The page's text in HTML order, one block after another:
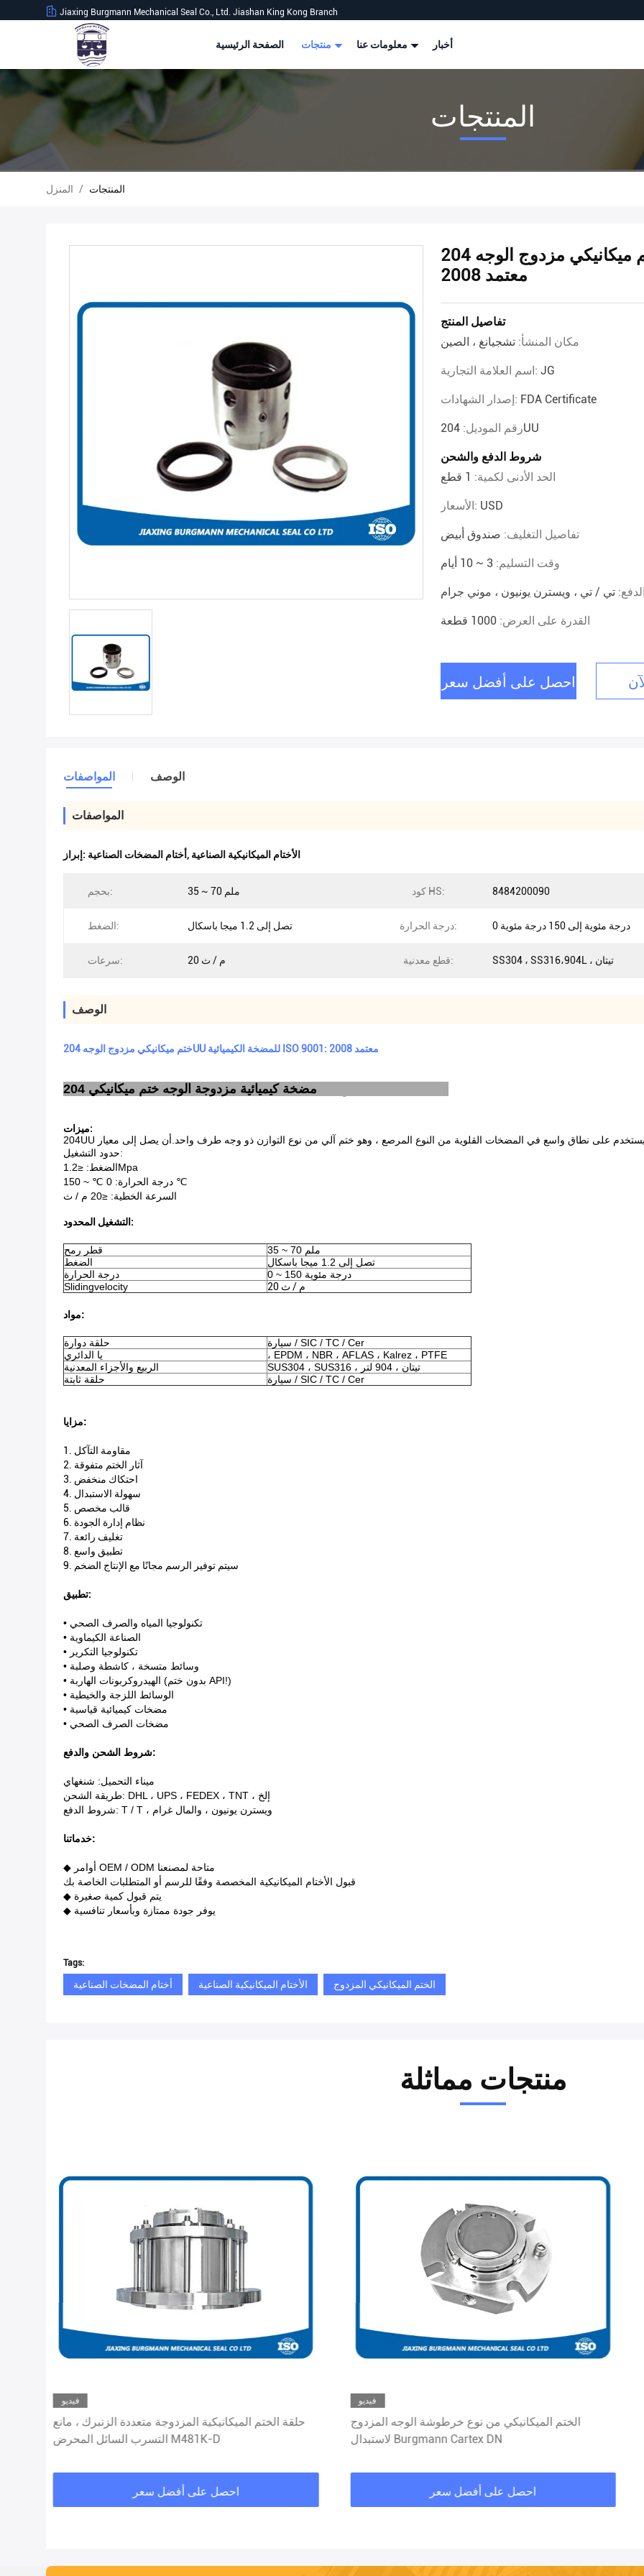
Jiaxing Burgmann Mechanical Seal Co., Ltd. Jiashan King Kong Branch
الصفحة الرئيسية أخبار
المنتجات
المنزل / المنتجات
ختم ميكانيكي مزدوج الوجه 204UU للمضخة الكيميائية ISO 9001:
2008 معتمد
تفاصيل المنتج
مكان المنشأ: تشجيانغ ، الصين
اسم العلامة التجارية: JG
إصدار الشهادات: FDA Certificate
رقم الموديل:204UU
شروط الدفع والشحن
الحد الأدنى لكمية: 1 قطع
الأسعار: USD
تفاصيل التغليف: صندوق أبيض
وقت التسليم: 3 ~ 10 أيام
تي / تي ، ويسترن يونيون ، موني جرام
القدرة على العرض: 1000 قطعة
احصل على أفضل سعر
المواصفات الوصف
المواصفات
إبراز: أختام المضخات الصناعية , الأختام الميكانيكية الصناعية
بحجم: 35 ~ 70 ملم كود HS: 8484200090
الضغط: تصل إلى 1.2 ميجا باسكال درجة الحرارة: 0 درجة مئوية إلى 150 درجة مئوية
سرعات: 20 م / ث قطع معدنية: SS304 ، SS316،904L ، تيتان
الوصف
ختم ميكانيكي مزدوج الوجه 204UU للمضخة الكيميائية ISO 9001: 2008 معتمد
ميزات:
حدود التشغيل:
الضغط: ≤1.2Mpa
درجة الحرارة: 0 ℃ ~ 150 ℃
السرعة الخطية: ≤20 م / ث
التشغيل المحدود:
قطر رمح
35 ~ 70 ملم
الضغط
تصل إلى 1.2 ميجا باسكال
درجة الحرارة
0 ~ 150 درجة مئوية
Slidingvelocity
20 م / ث
مواد:
حلقة دوارة
سيارة / SIC / TC / Cer
يا الدائري
، EPDM ، NBR ، AFLAS ، Kalrez ، PTFE
الربيع والأجزاء المعدنية
SUS304 ، SUS316 ، تيتان ، 904 لتر
حلقة ثابتة
سيارة / SIC / TC / Cer
مزايا:
1. مقاومة التآكل
2. آثار الختم متفوقة
3. احتكاك منخفض
4. سهولة الاستبدال
5. قالب مخصص
6. نظام إدارة الجودة
7. تغليف رائعة
8. تطبيق واسع
9. سيتم توفير الرسم مجانًا مع الإنتاج الضخم
تطبيق:
• تكنولوجيا المياه والصرف الصحي
• الصناعة الكيماوية
• تكنولوجيا التكرير
• وسائط متسخة ، كاشطة وصلبة
• الهيدروكربونات الهاربة (بدون ختم API!)
• الوسائط اللزجة والخيطية
• مضخات كيميائية قياسية
• مضخات الصرف الصحي
شروط الشحن والدفع:
ميناء التحميل: شنغهاي
طريقة الشحن: DHL ، UPS ، FEDEX ، TNT ، إلخ
شروط الدفع: T / T ، ويسترن يونيون ، والمال غرام
خدماتنا:
◆ أوامر OEM / ODM متاحة لمصنعنا
قبول الأختام الميكانيكية المخصصة وفقًا للرسم أو المتطلبات الخاصة بك
◆ يتم قبول كمية صغيرة
◆ يوفر جودة ممتازة وبأسعار تنافسية
Tags:
أختام المضخات الصناعية الأختام الميكانيكية الصناعية الختم الميكانيكي المزدوج
منتجات مماثلة
فيديو
حلقة الختم الميكانيكية المزدوجة متعددة الزنبرك ، مانع
التسرب السائل المحرض M481K-D
احصل على أفضل سعر
فيديو
الختم الميكانيكي من نوع خرطوشة الوجه المزدوج
لاستبدال Burgmann Cartex DN
احصل على أفضل سعر